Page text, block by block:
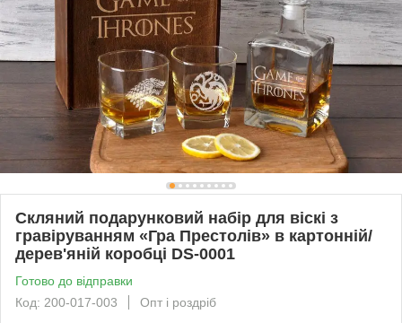
Скляний подарунковий набір для віскі з
гравіруванням «Гра Престолів» в картонній/
дерев'яній коробці DS-0001
Готово до відправки
Код: 200-017-003
Опт і роздріб